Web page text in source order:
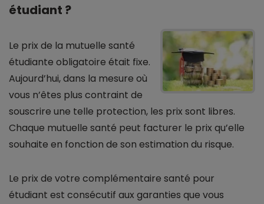
étudiant ?
Le prix de la mutuelle santé
étudiante obligatoire était fixe.
Aujourd’hui, dans la mesure où
vous n’êtes plus contraint de
souscrire une telle protection, les prix sont libres.
Chaque mutuelle santé peut facturer le prix qu’elle
souhaite en fonction de son estimation du risque.
Le prix de votre complémentaire santé pour
étudiant est consécutif aux garanties que vous